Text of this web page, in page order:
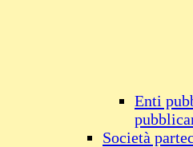
Enti
Società